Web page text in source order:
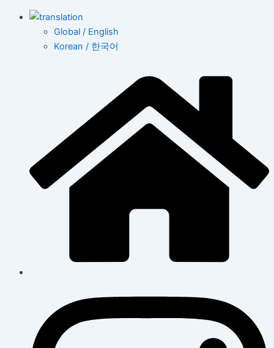
Global / English
Korean / 한국어